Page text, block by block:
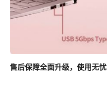
售后保障全面升级，使用无忧